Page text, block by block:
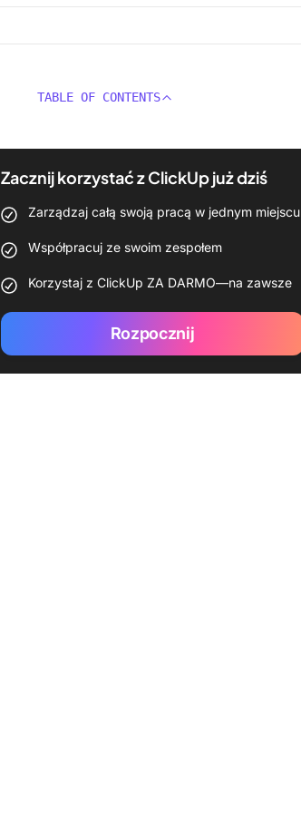
TABLE OF CONTENTS
Zacznij korzystać z ClickUp już dziś
Zarządzaj całą swoją pracą w jednym miejscu
Współpracuj ze swoim zespołem
Korzystaj z ClickUp ZA DARMO—na zawsze
Rozpocznij